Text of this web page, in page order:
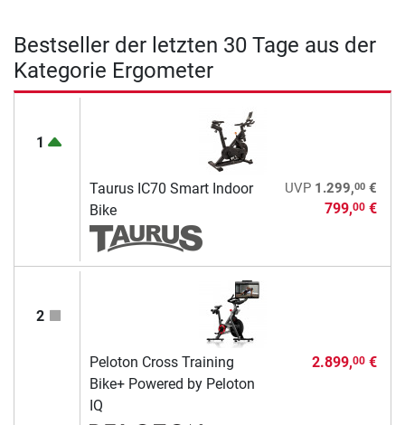
Bestseller der letzten 30 Tage aus der
Kategorie Ergometer
1
Taurus IC70 Smart Indoor
Bike
UVP 1.299,00€
799,00€
2
Peloton Cross Training
Bike+ Powered by Peloton
IQ
2.899,00€